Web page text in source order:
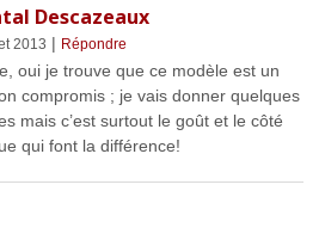
Descazeaux
2013 | Répondre
oui je trouve que ce modèle est un
compromis ; je vais donner quelques
mais c’est surtout le goût et le côté
qui font la différence!